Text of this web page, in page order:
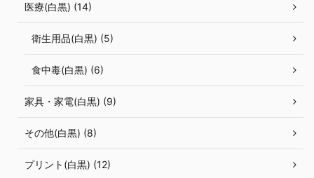
医療(白黒) (14)
衛生用品(白黒) (5)
食中毒(白黒) (6)
家具・家電(白黒) (9)
その他(白黒) (8)
プリント(白黒) (12)